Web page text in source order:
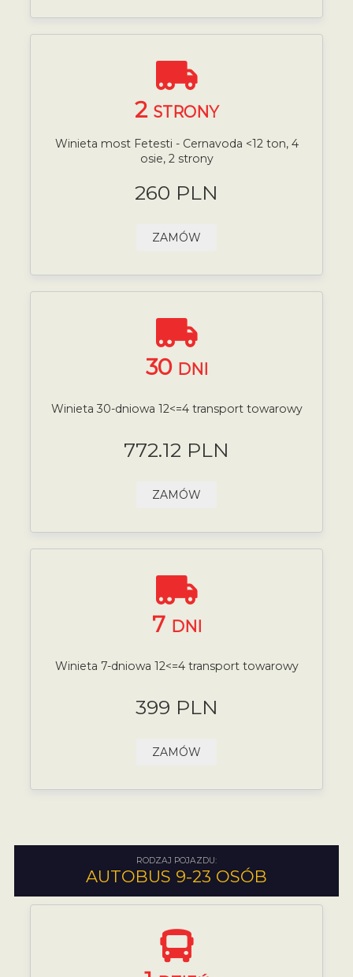
2 STRONY
Winieta most Fetesti - Cernavoda <12 ton, 4
osie, 2 strony
260 PLN
ZAMÓW
30 DNI
Winieta 30-dniowa 12<=4 transport towarowy
772.12 PLN
ZAMÓW
7 DNI
Winieta 7-dniowa 12<=4 transport towarowy
399 PLN
ZAMÓW
RODZAJ POJAZDU:
AUTOBUS 9-23 OSÓB